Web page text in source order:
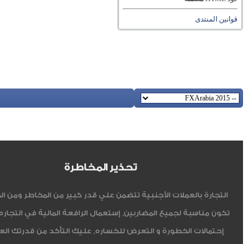
قوانين المنتدى
تحذير المخاطرة
التجارة بالعملات الأجنبية تتضمن علي قدر كبير من المخاطر ومن
تكون مناسبة لجميع المضاربين, إستعمال الرافعة المالية في
إحتمالات الخطورة و التعرض للخساره, عليك التأكد من قدرتك